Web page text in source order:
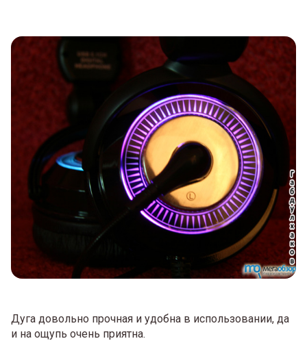
Дуга довольно прочная и удобна в использовании, да
и на ощупь очень приятна.